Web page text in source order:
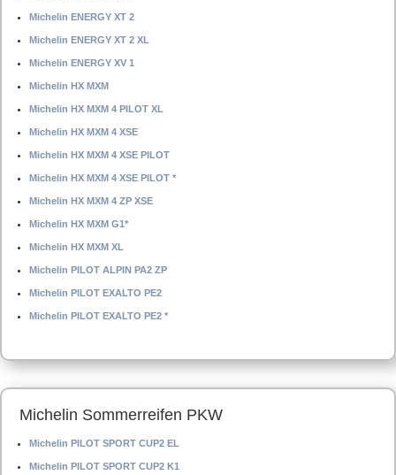
Michelin ENERGY XT 2
Michelin ENERGY XT 2 XL
Michelin ENERGY XV 1
Michelin HX MXM
Michelin HX MXM 4 PILOT XL
Michelin HX MXM 4 XSE
Michelin HX MXM 4 XSE PILOT
Michelin HX MXM 4 XSE PILOT *
Michelin HX MXM 4 ZP XSE
Michelin HX MXM G1*
Michelin HX MXM XL
Michelin PILOT ALPIN PA2 ZP
Michelin PILOT EXALTO PE2
Michelin PILOT EXALTO PE2 *
Michelin Sommerreifen PKW
Michelin PILOT SPORT CUP2 EL
Michelin PILOT SPORT CUP2 K1